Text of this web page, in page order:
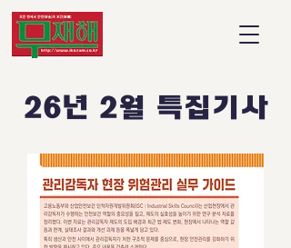
26년 2월 특집기사